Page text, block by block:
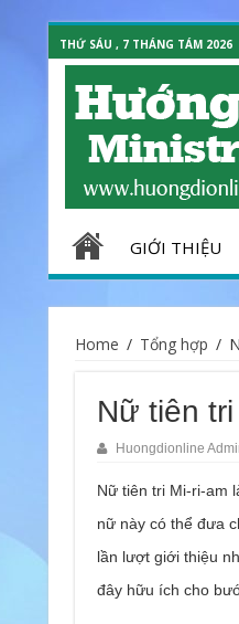
THỨ SÁU , 7 THÁNG TÁM 2026
GIỚI THIỆU
Home / Tổng hợp /
Nữ tiên tri
Huongdionline
Nữ tiên tri Mi-ri-am
nữ này có thể đưa
lần lượt giới thiệu
đây hữu ích cho